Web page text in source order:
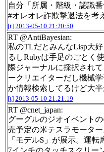
自分「所属・階級・認識番
#オレオレ詐欺撃退法を考
[t] 2013-05-10 21:20:50
RT @AntiBayesian:
私のTLだとみんなLisp大
るしRubyは手足のごとく
際ジャーナルに採択され
ークリエイターだし機械
か情報検索してるけど大
[t] 2013-05-10 21:21:19
RT @cnet_japan:
グーグルのジオイベント
売予定の米テスラモータ
「モデルS」が展示。運転